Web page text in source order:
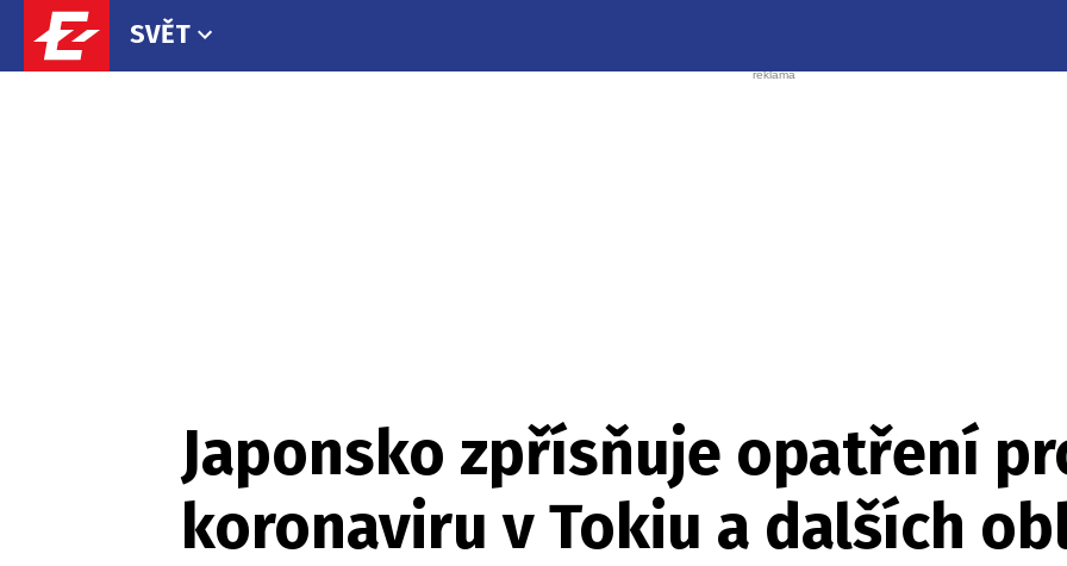
SVĚT
Japonsko zpřísňuje opatření
koronaviru v Tokiu a dalších